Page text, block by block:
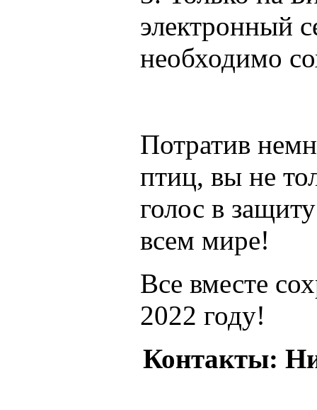
электронный
необходимо
Потратив
птиц, вы не
голос в
всем мире!
Все вместе
2022 году!
Контакты: